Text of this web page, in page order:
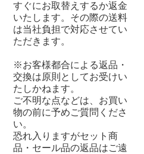
すぐにお取替えするか返金
いたします。その際の送料
は当社負担で対応させてい
ただきます。
※お客様都合による返品・
交換は原則としてお受けい
たしかねます。
ご不明な点などは、お買い
物の前に予めご質問くださ
い。
恐れ入りますがセット商
品・セール品の返品はご遠